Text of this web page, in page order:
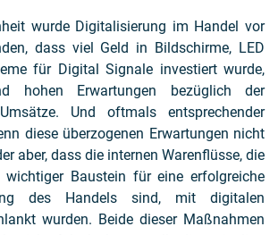
wurde Digitalisierung im Handel vor
dass viel Geld in Bildschirme, LED
für Digital Signale investiert wurde,
hohen Erwartungen bezüglich der
Und oftmals entsprechender
diese überzogenen Erwartungen nicht
aber, dass die internen Warenflüsse, die
wichtiger Baustein für eine erfolgreiche
des Handels sind, mit digitalen
wurden. Beide dieser Maßnahmen